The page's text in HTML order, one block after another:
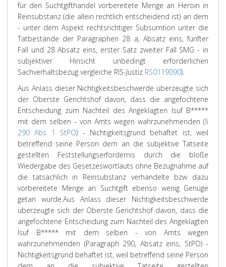
für den Suchtgifthandel vorbereitete Menge an Heroin in
Reinsubstanz (die allein rechtlich entscheidend ist) an dem
- unter dem Aspekt rechtsrichtiger Subsumtion unter die
Tatbestände der Paragraphen 28 a, Absatz eins, fünfter
Fall und 28 Absatz eins, erster Satz zweiter Fall SMG - in
subjektiver Hinsicht unbedingt erforderlichen
Sachverhaltsbezug vergleiche RIS-Justiz RS0119090).
Aus Anlass dieser Nichtigkeitsbeschwerde überzeugte sich
der Oberste Gerichtshof davon, dass die angefochtene
Entscheidung zum Nachteil des Angeklagten Isuf B*****
mit dem selben - von Amts wegen wahrzunehmenden (§
290 Abs 1 StPO) - Nichtigkeitsgrund behaftet ist, weil
betreffend seine Person dem an die subjektive Tatseite
gestellten Feststellungserfordernis durch die bloße
Wiedergabe des Gesetzeswortlauts ohne Bezugnahme auf
die tatsächlich in Reinsubstanz verhandelte bzw dazu
vorbereitete Menge an Suchtgift ebenso wenig Genüge
getan wurde.Aus Anlass dieser Nichtigkeitsbeschwerde
überzeugte sich der Oberste Gerichtshof davon, dass die
angefochtene Entscheidung zum Nachteil des Angeklagten
Isuf B***** mit dem selben - von Amts wegen
wahrzunehmenden (Paragraph 290, Absatz eins, StPO) -
Nichtigkeitsgrund behaftet ist, weil betreffend seine Person